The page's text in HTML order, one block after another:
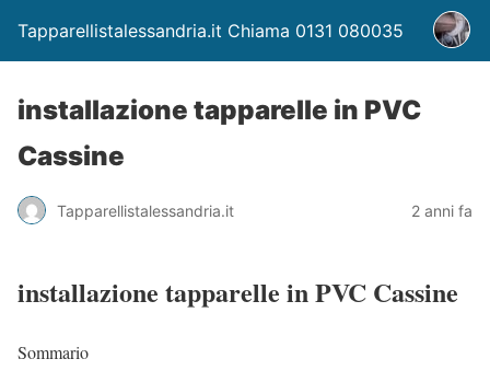
Tapparellistalessandria.it Chiama 0131 080035
installazione tapparelle in PVC
Cassine
Tapparellistalessandria.it 2 anni fa
installazione tapparelle in PVC Cassine
Sommario